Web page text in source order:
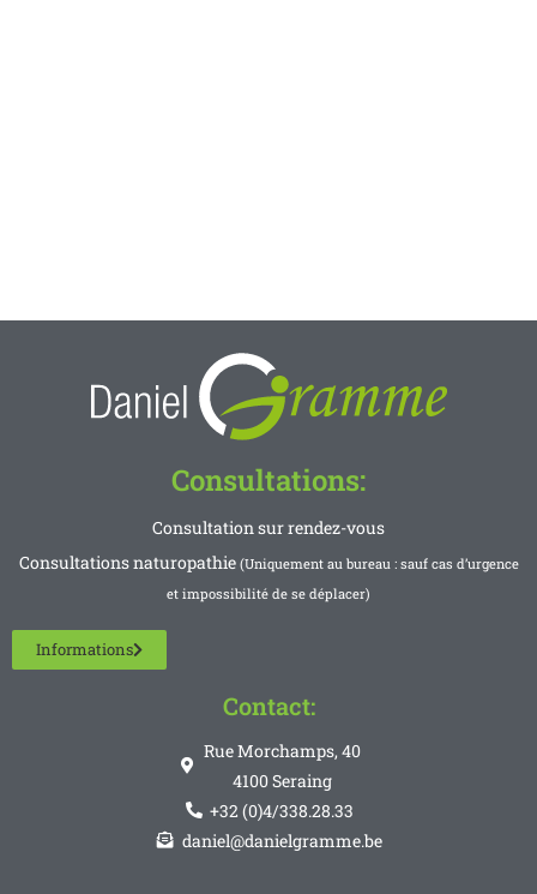
Consultations:
Consultation sur rendez-vous
Consultations naturopathie (Uniquement au bureau : sauf cas d’urgence
et impossibilité de se déplacer)
Informations
Contact:
Rue Morchamps, 40
4100 Seraing
+32 (0)4/338.28.33
daniel@danielgramme.be